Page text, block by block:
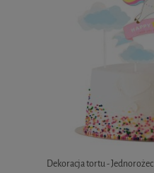
Dekoracja tortu - Jednorożec